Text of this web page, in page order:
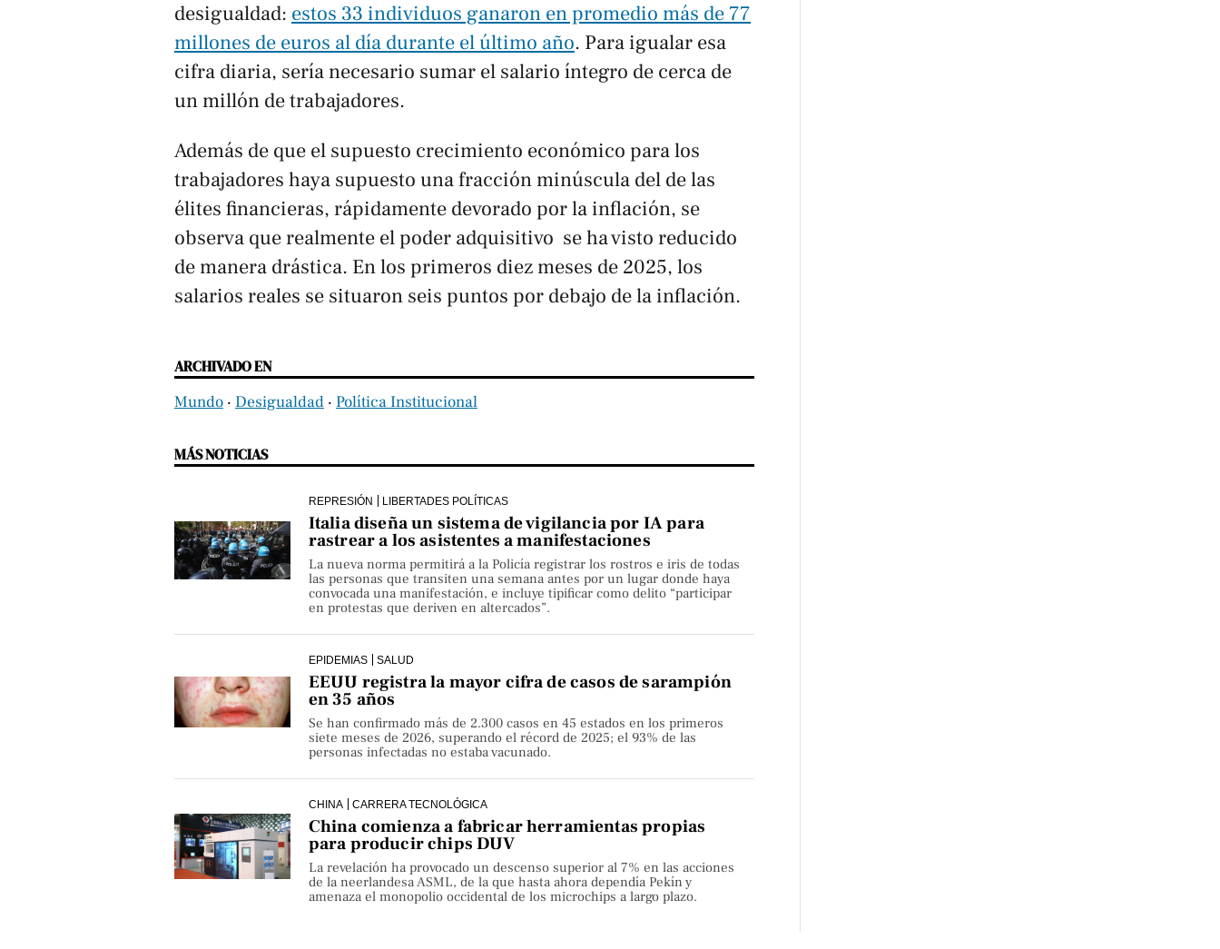
desigualdad: estos 33 individuos ganaron en promedio más de 77
millones de euros al día durante el último año. Para igualar esa
cifra diaria, sería necesario sumar el salario íntegro de cerca de
un millón de trabajadores.
Además de que el supuesto crecimiento económico para los
trabajadores haya supuesto una fracción minúscula del de las
élites financieras, rápidamente devorado por la inflación, se
observa que realmente el poder adquisitivo se ha visto reducido
de manera drástica. En los primeros diez meses de 2025, los
salarios reales se situaron seis puntos por debajo de la inflación.
ARCHIVADO EN
Mundo ‧ Desigualdad ‧ Política Institucional
MÁS NOTICIAS
REPRESIÓN LIBERTADES POLÍTICAS
Italia diseña un sistema de vigilancia por IA para
rastrear a los asistentes a manifestaciones
La nueva norma permitirá a la Policía registrar los rostros e iris de todas
las personas que transiten una semana antes por un lugar donde haya
convocada una manifestación, e incluye tipificar como delito “participar
en protestas que deriven en altercados”.
EPIDEMIAS SALUD
EEUU registra la mayor cifra de casos de sarampión
en 35 años
Se han confirmado más de 2.300 casos en 45 estados en los primeros
siete meses de 2026, superando el récord de 2025; el 93% de las
personas infectadas no estaba vacunado.
CHINA CARRERA TECNOLÓGICA
China comienza a fabricar herramientas propias
para producir chips DUV
La revelación ha provocado un descenso superior al 7% en las acciones
de la neerlandesa ASML, de la que hasta ahora dependía Pekín y
amenaza el monopolio occidental de los microchips a largo plazo.